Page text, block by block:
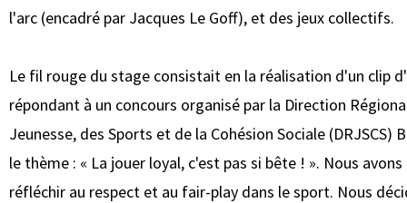
l'arc (encadré par Jacques Le Goff), et des jeux collectifs.
Le fil rouge du stage consistait en la réalisation d'un clip
répondant à un concours organisé par la Direction
Jeunesse, des Sports et de la Cohésion Sociale (DRJSCS)
le thème : « La jouer loyal, c'est pas si bête ! ». Nous avons
réfléchir au respect et au fair-play dans le sport. Nous